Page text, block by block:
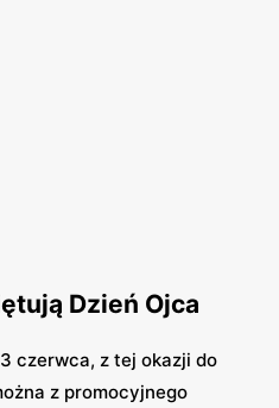
Dzień Ojca
czerwca, z tej okazji do
z promocyjnego